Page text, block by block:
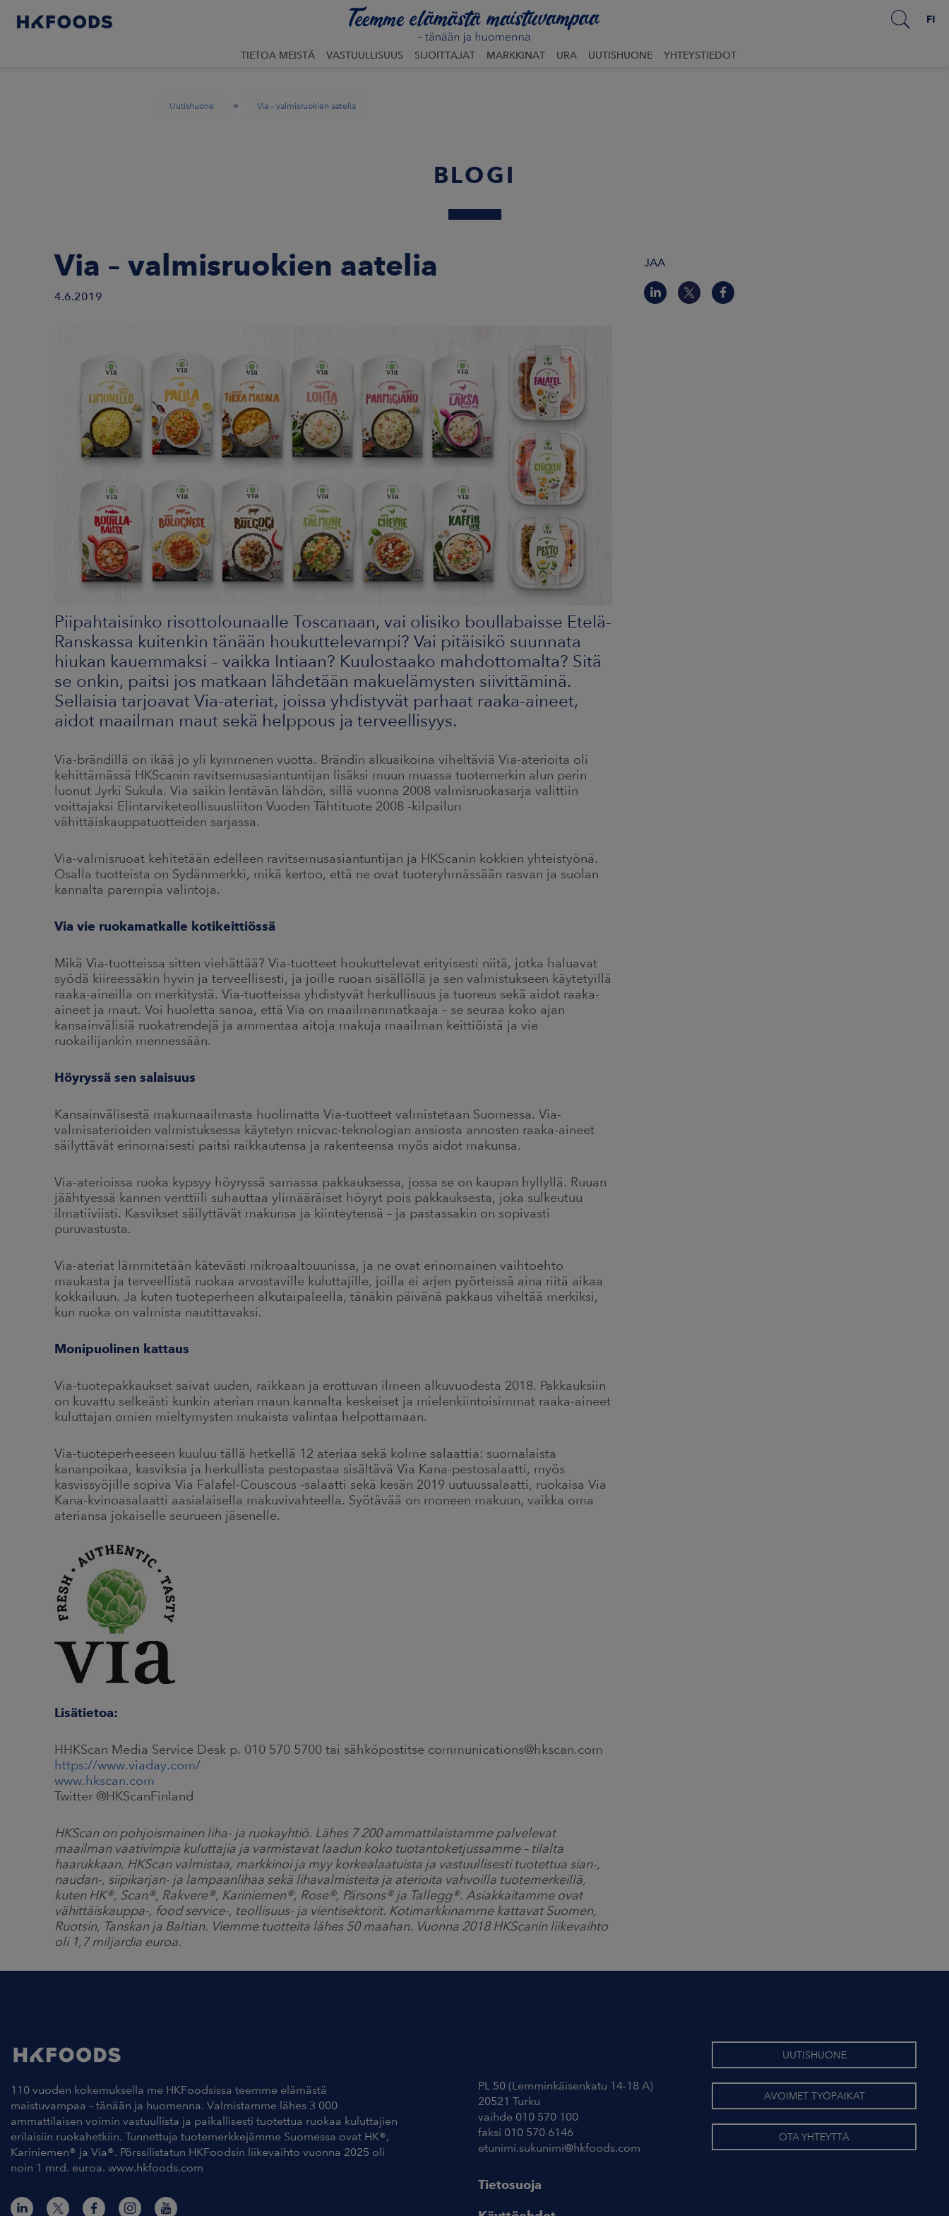
FI
TIETOA MEISTÄ VASTUULLISUUS SIJOITTAJAT MARKKINAT URA UUTISHUONE YHTEYSTIEDOT
Uutishuone » Via – valmisruokien aatelia
BLOGI
Via – valmisruokien aatelia
4.6.2019
Piipahtaisinko risottolounaalle Toscanaan, vai olisiko boullabaisse Etelä-
Ranskassa kuitenkin tänään houkuttelevampi? Vai pitäisikö suunnata
hiukan kauemmaksi – vaikka Intiaan? Kuulostaako mahdottomalta? Sitä
se onkin, paitsi jos matkaan lähdetään makuelämysten siivittäminä.
Sellaisia tarjoavat Via-ateriat, joissa yhdistyvät parhaat raaka-aineet,
aidot maailman maut sekä helppous ja terveellisyys.
Via-brändillä on ikää jo yli kymmenen vuotta. Brändin alkuaikoina viheltäviä Via-aterioita oli
kehittämässä HKScanin ravitsemusasiantuntijan lisäksi muun muassa tuotemerkin alun perin
luonut Jyrki Sukula. Via saikin lentävän lähdön, sillä vuonna 2008 valmisruokasarja valittiin
voittajaksi Elintarviketeollisuusliiton Vuoden Tähtituote 2008 -kilpailun
vähittäiskauppatuotteiden sarjassa.
Via-valmisruoat kehitetään edelleen ravitsemusasiantuntijan ja HKScanin kokkien yhteistyönä.
Osalla tuotteista on Sydänmerkki, mikä kertoo, että ne ovat tuoteryhmässään rasvan ja suolan
kannalta parempia valintoja.
Via vie ruokamatkalle kotikeittiössä
Mikä Via-tuotteissa sitten viehättää? Via-tuotteet houkuttelevat erityisesti niitä, jotka haluavat
syödä kiireessäkin hyvin ja terveellisesti, ja joille ruoan sisällöllä ja sen valmistukseen käytetyillä
raaka-aineilla on merkitystä. Via-tuotteissa yhdistyvät herkullisuus ja tuoreus sekä aidot raaka-
aineet ja maut. Voi huoletta sanoa, että Via on maailmanmatkaaja – se seuraa koko ajan
kansainvälisiä ruokatrendejä ja ammentaa aitoja makuja maailman keittiöistä ja vie
ruokailijankin mennessään.
Höyryssä sen salaisuus
Kansainvälisestä makumaailmasta huolimatta Via-tuotteet valmistetaan Suomessa. Via-
valmisaterioiden valmistuksessa käytetyn micvac-teknologian ansiosta annosten raaka-aineet
säilyttävät erinomaisesti paitsi raikkautensa ja rakenteensa myös aidot makunsa.
Via-aterioissa ruoka kypsyy höyryssä samassa pakkauksessa, jossa se on kaupan hyllyllä. Ruuan
jäähtyessä kannen venttiili suhauttaa ylimääräiset höyryt pois pakkauksesta, joka sulkeutuu
ilmatiiviisti. Kasvikset säilyttävät makunsa ja kiinteytensä – ja pastassakin on sopivasti
puruvastusta.
Via-ateriat lämmitetään kätevästi mikroaaltouunissa, ja ne ovat erinomainen vaihtoehto
maukasta ja terveellistä ruokaa arvostaville kuluttajille, joilla ei arjen pyörteissä aina riitä aikaa
kokkailuun. Ja kuten tuoteperheen alkutaipaleella, tänäkin päivänä pakkaus viheltää merkiksi,
kun ruoka on valmista nautittavaksi.
Monipuolinen kattaus
Via-tuotepakkaukset saivat uuden, raikkaan ja erottuvan ilmeen alkuvuodesta 2018. Pakkauksiin
on kuvattu selkeästi kunkin aterian maun kannalta keskeiset ja mielenkiintoisimmat raaka-aineet
kuluttajan omien mieltymysten mukaista valintaa helpottamaan.
Via-tuoteperheeseen kuuluu tällä hetkellä 12 ateriaa sekä kolme salaattia: suomalaista
kananpoikaa, kasviksia ja herkullista pestopastaa sisältävä Via Kana-pestosalaatti, myös
kasvissyöjille sopiva Via Falafel-Couscous -salaatti sekä kesän 2019 uutuussalaatti, ruokaisa Via
Kana-kvinoasalaatti aasialaisella makuvivahteella. Syötävää on moneen makuun, vaikka oma
ateriansa jokaiselle seurueen jäsenelle.
Lisätietoa:
HHKScan Media Service Desk p. 010 570 5700 tai sähköpostitse communications@hkscan.com
https://www.viaday.com/
www.hkscan.com
Twitter @HKScanFinland
HKScan on pohjoismainen liha- ja ruokayhtiö. Lähes 7 200 ammattilaistamme palvelevat
maailman vaativimpia kuluttajia ja varmistavat laadun koko tuotantoketjussamme – tilalta
haarukkaan. HKScan valmistaa, markkinoi ja myy korkealaatuista ja vastuullisesti tuotettua sian-,
naudan-, siipikarjan- ja lampaanlihaa sekä lihavalmisteita ja aterioita vahvoilla tuotemerkeillä,
kuten HK®, Scan®, Rakvere®, Kariniemen®, Rose®, Pärsons® ja Tallegg®. Asiakkaitamme ovat
vähittäiskauppa-, food service-, teollisuus- ja vientisektorit. Kotimarkkinamme kattavat Suomen,
Ruotsin, Tanskan ja Baltian. Viemme tuotteita lähes 50 maahan. Vuonna 2018 HKScanin liikevaihto
oli 1,7 miljardia euroa.
JAA
110 vuoden kokemuksella me HKFoodsissa teemme elämästä
maistuvampaa – tänään ja huomenna. Valmistamme lähes 3 000
ammattilaisen voimin vastuullista ja paikallisesti tuotettua ruokaa kuluttajien
erilaisiin ruokahetkiin. Tunnettuja tuotemerkkejämme Suomessa ovat HK®,
Kariniemen® ja Via®. Pörssilistatun HKFoodsin liikevaihto vuonna 2025 oli
noin 1 mrd. euroa. www.hkfoods.com
PL 50 (Lemminkäisenkatu 14-18 A)
20521 Turku
vaihde 010 570 100
faksi 010 570 6146
etunimi.sukunimi@hkfoods.com
Tietosuoja
UUTISHUONE
AVOIMET TYÖPAIKAT
OTA YHTEYTTÄ